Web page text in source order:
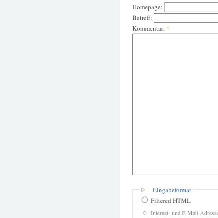
Homepage:
Betreff:
Kommentar: *
Eingabeformat
Filtered HTML
Internet- und E-Mail-